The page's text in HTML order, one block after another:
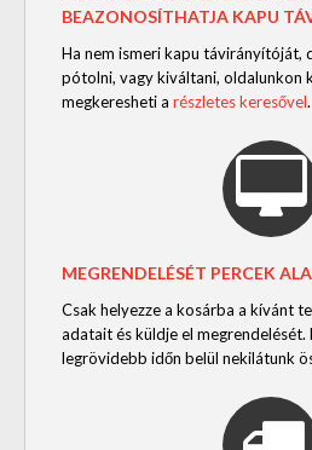
BEAZONOSÍTHATJA KAPU
Ha nem ismeri kapu távirányítóját,
pótolni, vagy kiváltani, oldalunkon
megkeresheti a részletes keresővel.
MEGRENDELÉSÉT PERCEK
Csak helyezze a kosárba a kívánt
adatait és küldje el megrendelését.
legrövidebb időn belül nekilátunk